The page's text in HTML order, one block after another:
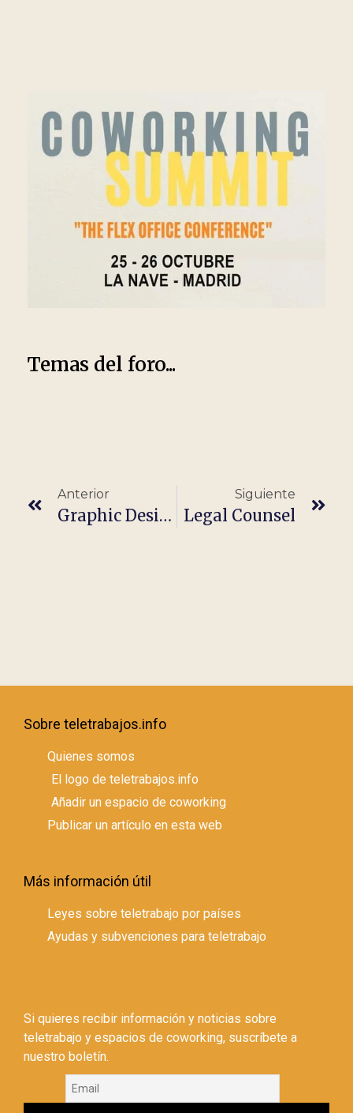
Temas del foro...
Anterior
Graphic Designer With UI/UX Experience
Siguiente
Legal Counsel
Sobre teletrabajos.info
Quienes somos
El logo de teletrabajos.info
Añadir un espacio de coworking
Publicar un artículo en esta web
Más información útil
Leyes sobre teletrabajo por países
Ayudas y subvenciones para teletrabajo
Si quieres recibir información y noticias sobre
teletrabajo y espacios de coworking, suscríbete a
nuestro boletín.